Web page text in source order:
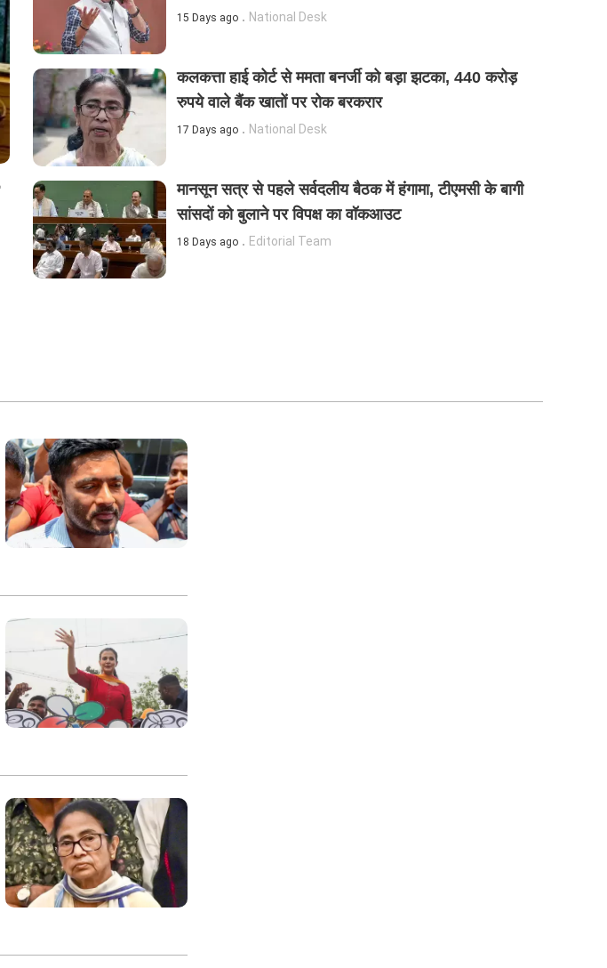
15 Days ago National Desk
कलकत्ता हाई कोर्ट से ममता बनर्जी को बड़ा झटका, 440 करोड़
रुपये वाले बैंक खातों पर रोक बरकरार
17 Days ago National Desk
मानसून सत्र से पहले सर्वदलीय बैठक में हंगामा, टीएमसी के बागी
सांसदों को बुलाने पर विपक्ष का वॉकआउट
18 Days ago Editorial Team